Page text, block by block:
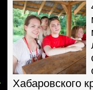
Хабаровского